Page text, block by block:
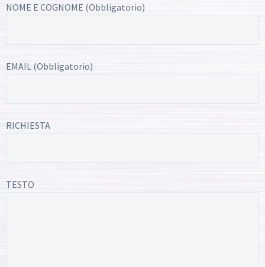
NOME E COGNOME (Obbligatorio)
EMAIL (Obbligatorio)
RICHIESTA
TESTO